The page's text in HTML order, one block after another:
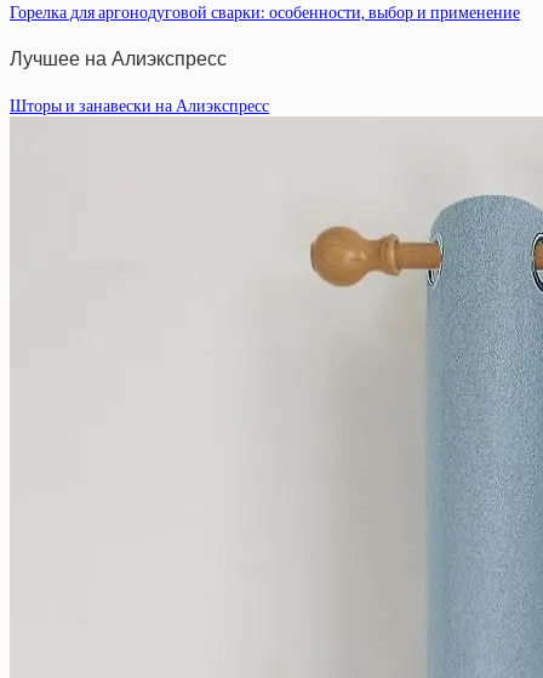
Горелка для аргонодуговой сварки: особенности, выбор и применение
Лучшее на Алиэкспресс
Шторы и занавески на Алиэкспресс